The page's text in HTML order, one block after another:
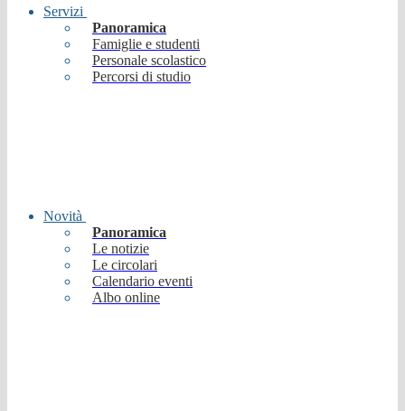
Servizi
Panoramica
Famiglie e studenti
Personale scolastico
Percorsi di studio
Novità
Panoramica
Le notizie
Le circolari
Calendario eventi
Albo online